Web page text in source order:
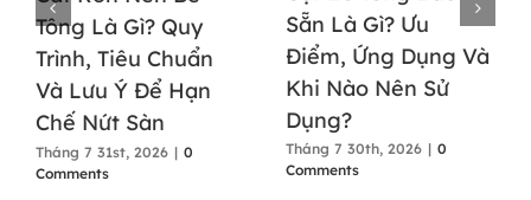
Tông Là Gì? Quy
Trình, Tiêu Chuẩn
Và Lưu Ý Để Hạn
Chế Nứt Sàn
Tháng 7 31st, 2026 | 0
Comments
Sẵn Là Gì? Ưu
Điểm, Ứng Dụng Và
Khi Nào Nên Sử
Dụng?
Tháng 7 30th, 2026 | 0
Comments